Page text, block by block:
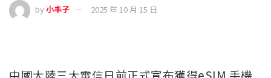
by小丰子 2025 年 10 月 15 日